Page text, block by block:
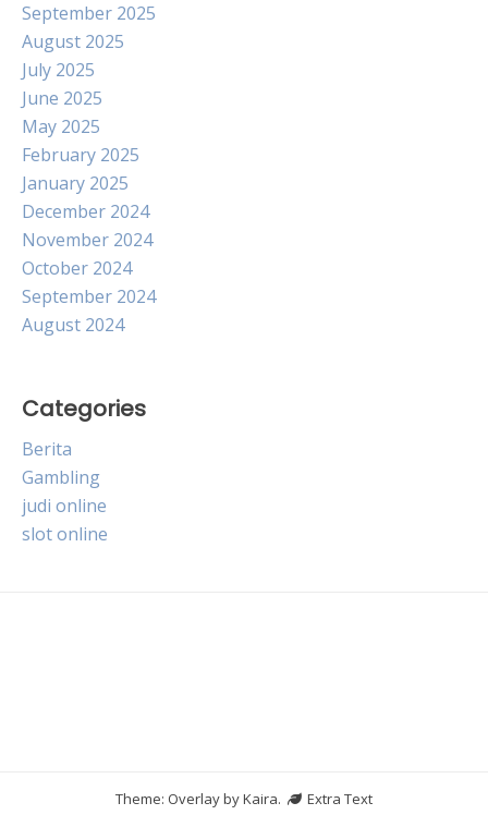
September 2025
August 2025
July 2025
June 2025
May 2025
February 2025
January 2025
December 2024
November 2024
October 2024
September 2024
August 2024
Categories
Berita
Gambling
judi online
slot online
Theme: Overlay byKaira. Extra Text